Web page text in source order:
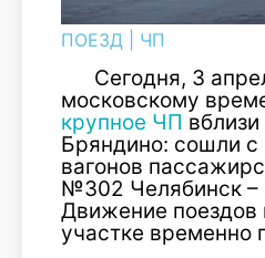
ПОЕЗД ЧП
Сегодня, 3
московскому
крупное ЧП
Бряндино: сошли с
вагонов
№302 Челябинск –
Движение поездов
участке временно